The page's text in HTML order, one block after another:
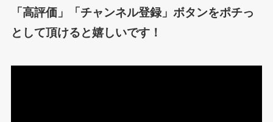
「高評価」「チャンネル登録」ボタンをポチっ
として頂けると嬉しいです！